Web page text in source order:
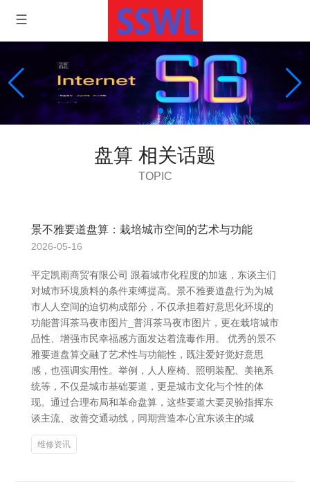
盘算 相关话题
TOPIC
景不雅要道盘算：栽培城市空间的艺术与功能
2026-05-16
平定凯雨商贸有限公司 跟着城市化程度的加速，东谈主们
对城市环境质料的条件束缚提高。景不雅要道盘行为为城
市人人空间的迫切构成部分，不仅承担着好意思化环境的
功能普洱茶马夜市图片_普洱茶马夜市图片，更在栽培城市
品性、增强市民幸福感方面发达着流毒作用。 优秀的景不
雅要道盘算交融了艺术性与功能性，既注爱好觉好意思
感，也强调实用性。举例，人人座椅、照明装配、美艳系
统等，不仅是城市基础要道，更是城市文化与个性的体
现。通过合理布局和革命盘算，这些要道大要灵验指挥东
谈主流、改善交通动线，同期营造本心宜东谈主的城
维修资讯